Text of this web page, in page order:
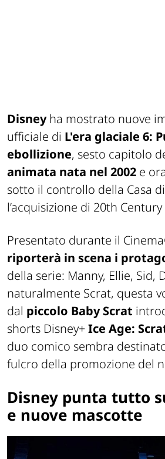
Disneyha mostrato nuove
ufficiale di L'era glaciale 6:
ebollizione, sesto capitolo
animata nata nel 2002 e
sotto il controllo della Casa
l’acquisizione di 20th Century
Presentato durante il
riporterà in scena i
della serie: Manny, Ellie, Sid,
naturalmente Scrat, questa
dal piccolo Baby Scrat
shorts Disney+Ice Age:
duo comico sembra
fulcro della promozione del
Disney punta tutto
e nuove mascotte